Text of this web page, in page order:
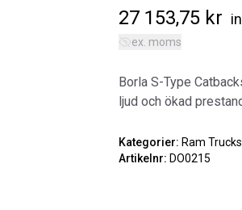
27 153,75 kr
ex. moms
Borla S-Type
ljud och ökad
Kategorier: Ram
Artikelnr: DO0215